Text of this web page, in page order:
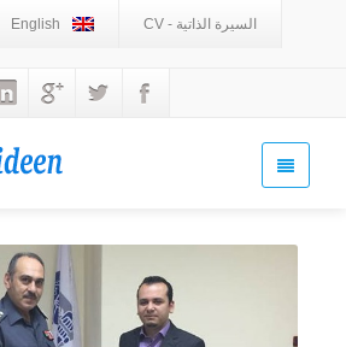
English السيرة الذاتية - CV